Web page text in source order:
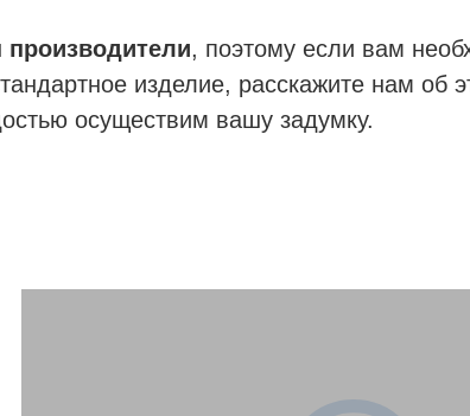
, поэтому если вам
изделие, расскажите нам об
осуществим вашу задумку.